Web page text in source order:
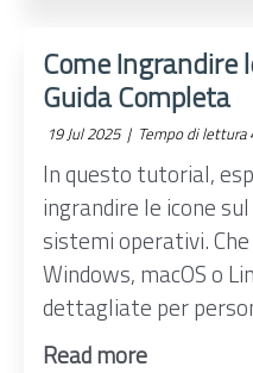
Come Ingrandire
Guida Completa
19 Jul 2025 | Tempo di
In questo tutorial,
ingrandire le icone
sistemi operativi.
Windows, macOS o
dettagliate per
Read more